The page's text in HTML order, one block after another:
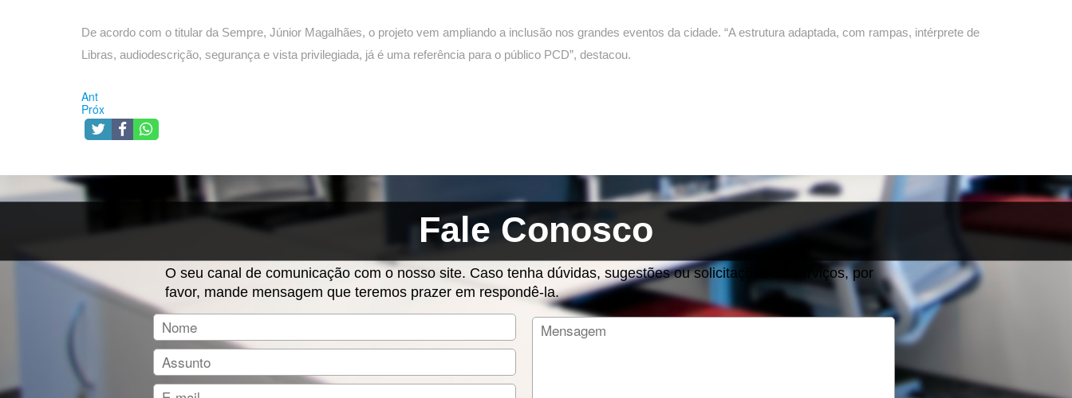
De acordo com o titular da Sempre, Júnior Magalhães, o projeto vem ampliando a inclusão nos grandes eventos da cidade. “A estrutura adaptada, com rampas, intérprete de
Libras, audiodescrição, segurança e vista privilegiada, já é uma referência para o público PCD”, destacou.
Ant
Próx
Fale Conosco
O seu canal de comunicação com o nosso site. Caso tenha dúvidas, sugestões ou solicitações de serviços, por
favor, mande mensagem que teremos prazer em respondê-la.